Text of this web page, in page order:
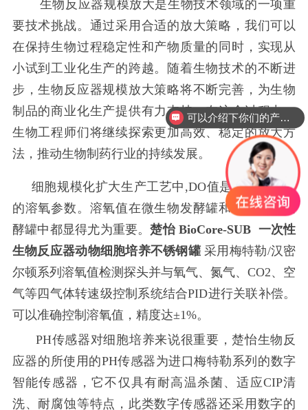
生物反应器规模放大是生物技术领域的一项重
要技术挑战。通过采用合适的放大策略，我们可以
在保持生物过程稳定性和产物质量的同时，实现从
小试到工业化生产的跨越。随着生物技术的不断进
步，生物反应器规模放大策略将不断完善，为生物
制品的商业化生产提供有力支持。在这个过程中，
生物工程师们将继续探索更加高效、稳定的放大方
法，推动生物制药行业的持续发展。
细胞规模化扩大生产工艺中,DO值是指反应器内
的溶氧参数。溶氧值在微生物发酵罐和细胞培养发
酵罐中都显得尤为重要。楚怡 BioCore-SUB 一次性
生物反应器动物细胞培养不锈钢罐采用梅特勒/汉密
尔顿系列溶氧值检测探头并与氧气、氮气、CO2、空
气等四气体转速级控制系统结合PID进行关联补偿。
可以准确控制溶氧值，精度达±1%。
PH传感器对细胞培养来说很重要，楚怡生物反
应器的所使用的PH传感器为进口梅特勒系列的数字
智能传感器，它不仅具有耐高温杀菌、适应CIP清
洗、耐腐蚀等特点，此类数字传感器还采用数字的
可以介绍下你们的产品么？